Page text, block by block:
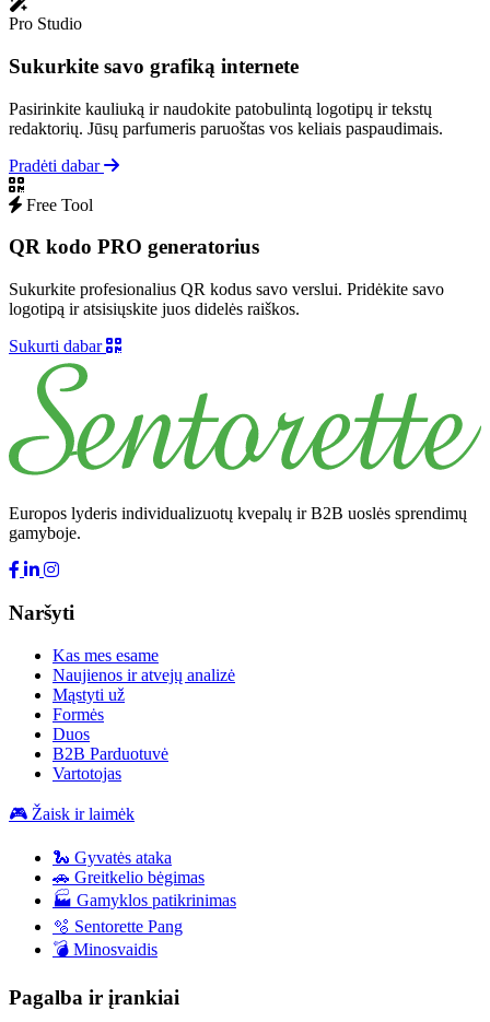
Pro Studio
Sukurkite savo grafiką internete
Pasirinkite kauliuką ir naudokite patobulintą logotipų ir tekstų
redaktorių. Jūsų parfumeris paruoštas vos keliais paspaudimais.
Pradėti dabar
Free Tool
QR kodo PRO generatorius
Sukurkite profesionalius QR kodus savo verslui. Pridėkite savo
logotipą ir atsisiųskite juos didelės raiškos.
Sukurti dabar
Europos lyderis individualizuotų kvepalų ir B2B uoslės sprendimų
gamyboje.
Naršyti
Kas mes esame
Naujienos ir atvejų analizė
Mąstyti už
Formės
Duos
B2B Parduotuvė
Vartotojas
🎮 Žaisk ir laimėk
🐍 Gyvatės ataka
🚗 Greitkelio bėgimas
🏭 Gamyklos patikrinimas
🫧 Sentorette Pang
💣 Minosvaidis
Pagalba ir įrankiai